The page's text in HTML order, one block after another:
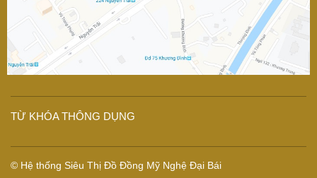
TỪ KHÓA THÔNG DỤNG
© Hệ thống Siêu Thị Đồ Đồng Mỹ Nghệ Đại Bái